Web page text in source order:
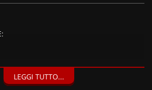
Bianco Okenite (900 EUR), Sedili anteriori
LEGGI TUTTO...